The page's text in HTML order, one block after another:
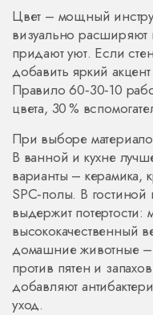
Цвет – мощный
визуально расширяют
придают уют. Если
добавить яркий
Правило 60‑30‑10
цвета, 30 %
При выборе
В ванной и кухне
варианты – керамика,
SPC‑полы. В
выдержит
высококачественный
домашние животные –
против пятен и
добавляют
уход.